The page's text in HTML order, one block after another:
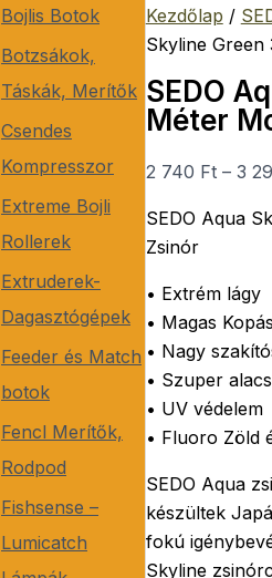
Bojlis Botok
Botzsákok,
Táskák, Merítők
Csendes
Kompresszor
Extreme Bojli
Rollerek
Extruderek-
Dagasztógépek
Feeder és Match
botok
Fencl Merítők,
Rodpod
Fishsense –
Lumicatch
Kezdőlap /
Skyline
SEDO
Méter
2 740 Ft – 3
SEDO Aqua
Zsinór
• Extrém lágy
• Magas
• Nagy
• Szuper
• UV védelem
• Fluoro Zöld
SEDO Aqua
készültek
fokú
Skyline